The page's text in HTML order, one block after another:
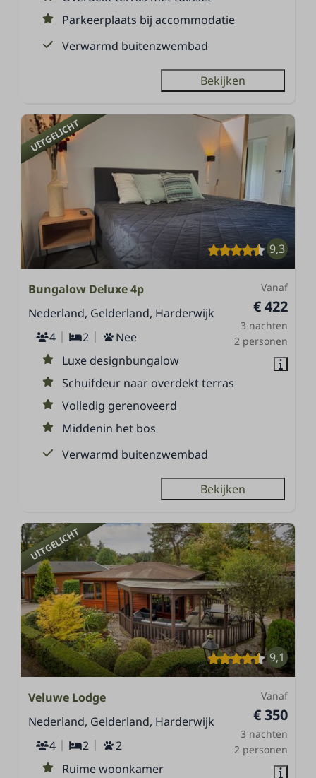
Parkeerplaats bij accommodatie
Verwarmd buitenzwembad
Bekijken
UITGELICHT
9,3
Vanaf
€ 422
3 nachten
2 personen
Bungalow Deluxe 4p
Nederland, Gelderland, Harderwijk
4
2
Nee
Luxe designbungalow
Schuifdeur naar overdekt terras
Volledig gerenoveerd
Middenin het bos
Verwarmd buitenzwembad
Bekijken
UITGELICHT
9,1
Vanaf
€ 350
3 nachten
2 personen
Veluwe Lodge
Nederland, Gelderland, Harderwijk
4
2
2
Ruime woonkamer